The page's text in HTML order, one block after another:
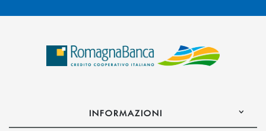
INFORMAZIONI